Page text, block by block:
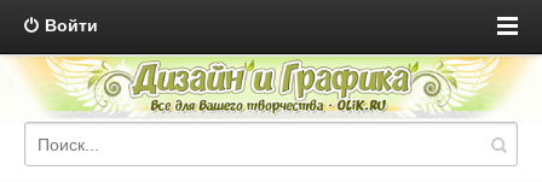
Войти